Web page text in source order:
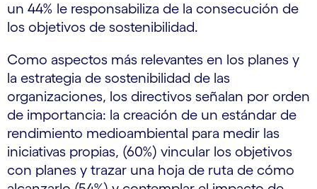
un 44% le responsabiliza de la consecución de
los objetivos de sostenibilidad.
Como aspectos más relevantes en los planes y
la estrategia de sostenibilidad de las
organizaciones, los directivos señalan por orden
de importancia: la creación de un estándar de
rendimiento medioambiental para medir las
iniciativas propias, (60%) vincular los objetivos
con planes y trazar una hoja de ruta de cómo